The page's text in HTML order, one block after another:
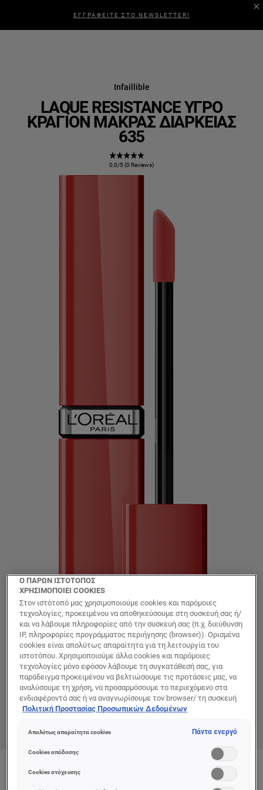
ΕΓΓΡΑΦΕΙΤΕ ΣΤΟ NEWSLETTER!
Infaillible
LAQUE RESISTANCE ΥΓΡΌ
ΚΡΑΓΙΌΝ ΜΑΚΡΆΣ ΔΙΆΡΚΕΙΑΣ
635
0,0/5 (0 Reviews)
Color
Ο ΠΑΡΩΝ ΙΣΤΟΤΟΠΟΣ
ΧΡΗΣΙΜΟΠΟΙΕΙ COOKIES
Στον ιστότοπό μας χρησιμοποιούμε cookies και παρόμοιες
τεχνολογίες, προκειμένου να αποθηκεύσουμε στη συσκευή σας ή/
και να λάβουμε πληροφορίες από την συσκευή σας (π.χ. διεύθυνση
IP, πληροφορίες προγράμματος περιήγησης (browser)). Ορισμένα
cookies είναι απολύτως απαραίτητα για τη λειτουργία του
ιστοτόπου. Χρησιμοποιούμε άλλα cookies και παρόμοιες
τεχνολογίες μόνο εφόσον λάβουμε τη συγκατάθεσή σας, για
παράδειγμα προκειμένου να βελτιώσουμε τις προτάσεις μας, να
αναλύσουμε τη χρήση, να προσαρμόσουμε το περιεχόμενο στα
ενδιαφέροντά σας ή να αναγνωρίσουμε τον browser/ τη συσκευή
σας για τη δημιουργία προφίλ με τα ενδιαφέροντά σας και να σας
διαδικτυακές προτάσεις. Μπορείτε να αποδεχθείτε cookies τα
(«Απόρριψη όλων») ή να ρυθμίσετε και να αποθηκεύσετε τις
επιλογές σας («Αποθήκευση επιλογών»). Μπορείτε επίσης, ανά
πάσα στιγμή, να ελέγξετε και να ρυθμίσετε εκ νέου τις επιλογές
Πολιτική Προστασίας Προσωπικών Δεδομένων
Απολύτως απαραίτητα cookies Πάντα ενεργό
Cookies απόδοσης
Cookies στόχευσης